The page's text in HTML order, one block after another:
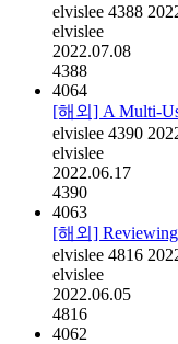
elvislee 4388
elvislee
2022.07.08
4388
4064
[해외] A Multi-
elvislee 4390
elvislee
2022.06.17
4390
4063
[해외]
elvislee 4816
elvislee
2022.06.05
4816
4062